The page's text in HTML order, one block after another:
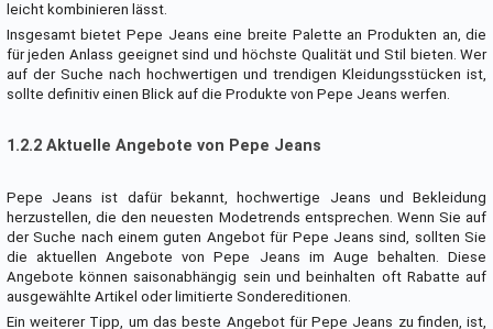
leicht kombinieren lässt.
Insgesamt bietet Pepe Jeans eine breite Palette an Produkten an, die
für jeden Anlass geeignet sind und höchste Qualität und Stil bieten. Wer
auf der Suche nach hochwertigen und trendigen Kleidungsstücken ist,
sollte definitiv einen Blick auf die Produkte von Pepe Jeans werfen.
1.2.2 Aktuelle Angebote von Pepe Jeans
Pepe Jeans ist dafür bekannt, hochwertige Jeans und Bekleidung
herzustellen, die den neuesten Modetrends entsprechen. Wenn Sie auf
der Suche nach einem guten Angebot für Pepe Jeans sind, sollten Sie
die aktuellen Angebote von Pepe Jeans im Auge behalten. Diese
Angebote können saisonabhängig sein und beinhalten oft Rabatte auf
ausgewählte Artikel oder limitierte Sondereditionen.
Ein weiterer Tipp, um das beste Angebot für Pepe Jeans zu finden, ist,